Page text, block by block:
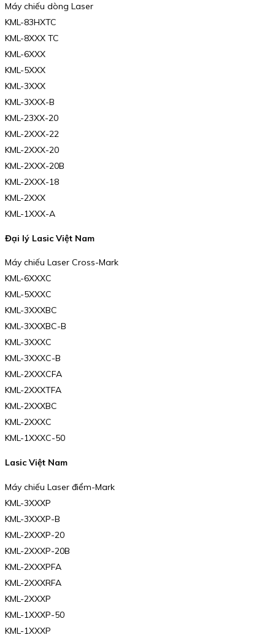
Máy chiếu dòng Laser
KML-83HXTC
KML-8XXX TC
KML-6XXX
KML-5XXX
KML-3XXX
KML-3XXX-B
KML-23XX-20
KML-2XXX-22
KML-2XXX-20
KML-2XXX-20B
KML-2XXX-18
KML-2XXX
KML-1XXX-A
Đại lý Lasic Việt Nam
Máy chiếu Laser Cross-Mark
KML-6XXXC
KML-5XXXC
KML-3XXXBC
KML-3XXXBC-B
KML-3XXXC
KML-3XXXC-B
KML-2XXXCFA
KML-2XXXTFA
KML-2XXXBC
KML-2XXXC
KML-1XXXC-50
Lasic Việt Nam
Máy chiếu Laser điểm-Mark
KML-3XXXP
KML-3XXXP-B
KML-2XXXP-20
KML-2XXXP-20B
KML-2XXXPFA
KML-2XXXRFA
KML-2XXXP
KML-1XXXP-50
KML-1XXXP